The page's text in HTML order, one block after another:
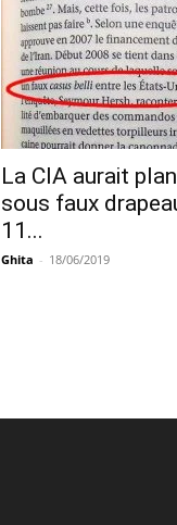
La CIA aurait
sous faux
11...
Ghita - 18/06/2019